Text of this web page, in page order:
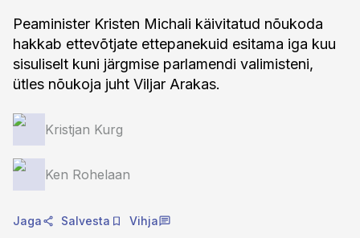
Peaminister Kristen Michali käivitatud nõukoda
hakkab ettevõtjate ettepanekuid esitama iga kuu
sisuliselt kuni järgmise parlamendi valimisteni,
ütles nõukoja juht Viljar Arakas.
Kristjan Kurg
Ken Rohelaan
Jaga Salvesta Vihja